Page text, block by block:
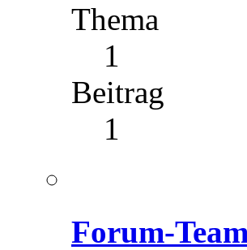
Thema
1
Beitrag
1
Forum-